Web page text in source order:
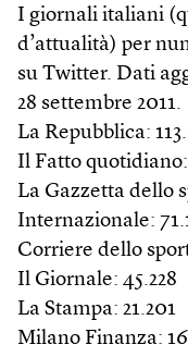
I giornali italiani
d’attualità) per
su Twitter. Dati
28 settembre 2011.
La Repubblica:
Il Fatto quotidiano:
La Gazzetta dello
Internazionale:
Corriere dello
Il Giornale: 45.228
La Stampa: 21.201
Milano Finanza: